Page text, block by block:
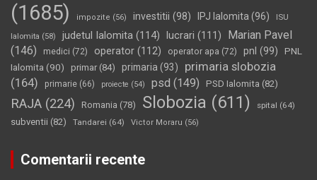
(1685)
impozite (56) investitii (98) IPJ Ialomita (96) ISU
Ialomita (58) judetul Ialomita (114) lucrari (111)
Marian Pavel
(146)
medici (72) operator (112) operator apa (72) pnl (99)
PNL
Ialomita (90) primar(84) primaria (93)
primaria slobozia
(164)
primarie (66) proiecte (54) psd (149) PSD Ialomita (82)
RAJA (224) Romania (78) Slobozia (611) spital (64)
subventii (82) Tandarei (64) Victor Moraru (56)
Comentarii recente